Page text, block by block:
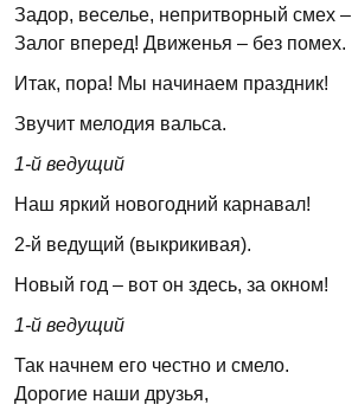
Задор, веселье, непритворный смех –
Залог вперед! Движенья – без помех.
Итак, пора! Мы начинаем праздник!
Звучит мелодия вальса.
1-й ведущий
Наш яркий новогодний карнавал!
2-й ведущий (выкрикивая).
Новый год – вот он здесь, за окном!
1-й ведущий
Так начнем его честно и смело.
Дорогие наши друзья,